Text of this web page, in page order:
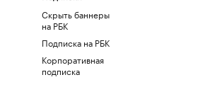
Скрыть баннеры
на РБК
Подписка на РБК
Корпоративная
подписка